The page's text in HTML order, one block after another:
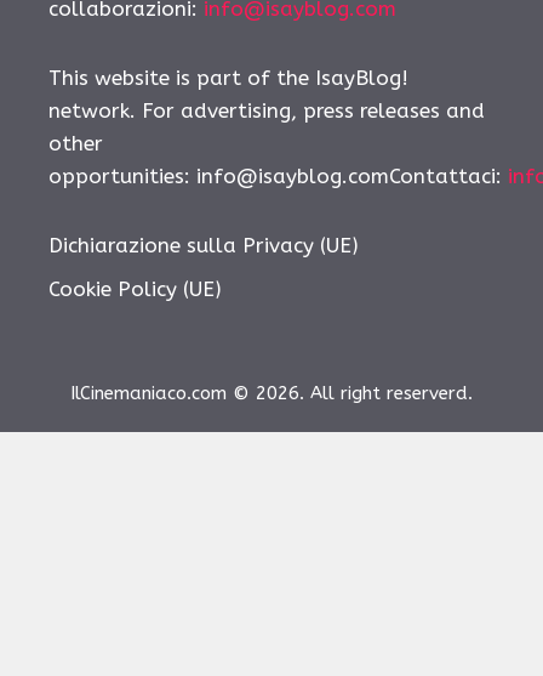
collaborazioni: info@isayblog.com
This website is part of the IsayBlog!
network. For advertising, press releases and
other
opportunities: info@isayblog.comContattaci:
Dichiarazione sulla Privacy (UE)
Cookie Policy (UE)
IlCinemaniaco.com © 2026. All right reserverd.